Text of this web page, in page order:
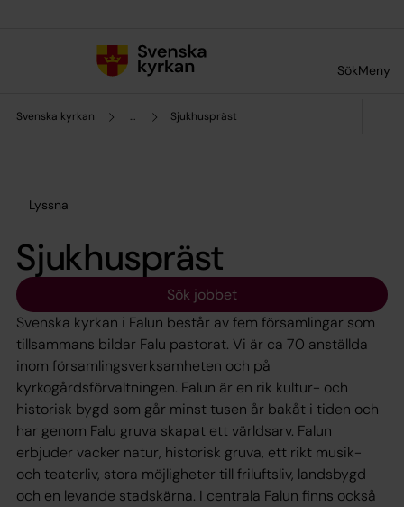
SökMeny
Svenska kyrkan ... Sjukhuspräst
Lyssna
Sjukhuspräst
Sök jobbet
Svenska kyrkan i Falun består av fem församlingar som
tillsammans bildar Falu pastorat. Vi är ca 70 anställda
inom församlingsverksamheten och på
kyrkogårdsförvaltningen. Falun är en rik kultur- och
historisk bygd som går minst tusen år bakåt i tiden och
har genom Falu gruva skapat ett världsarv. Falun
erbjuder vacker natur, historisk gruva, ett rikt musik-
och teaterliv, stora möjligheter till friluftsliv, landsbygd
och en levande stadskärna. I centrala Falun finns också